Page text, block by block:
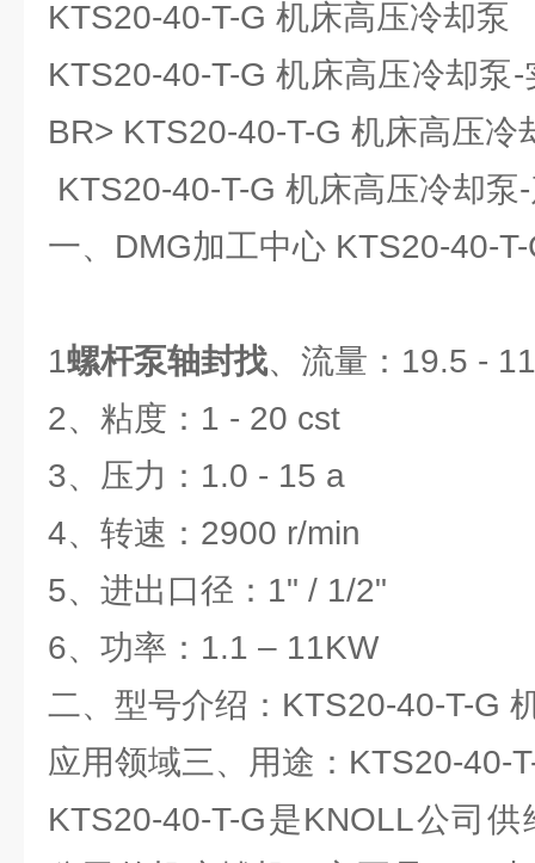
KTS20-40-T-G 机床高压冷却泵
KTS20-40-T-G 机床高压冷却泵-
BR> KTS20-40-T-G 机床高压冷
KTS20-40-T-G 机床高压冷却泵
一、DMG加工中心 KTS20-40-
1螺杆泵轴封找、流量：19.5 -
2、粘度：1 - 20 cst
3、压力：1.0 - 15 a
4、转速：2900 r/min
5、进出口径：1" / 1/2"
6、功率：1.1 – 11KW
二、型号介绍：KTS20-40-T-G
应用领域三、用途：KTS20-40-
KTS20-40-T-G是KNOLL公司